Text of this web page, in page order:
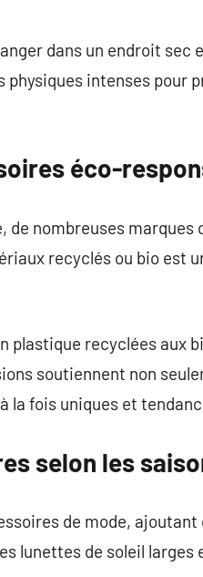
dans un endroit sec
intenses pour
éco-
de nombreuses
recyclés ou bio est
plastique recyclées aux
soutiennent non
la fois uniques et
selon les
de mode,
lunettes de soleil larges